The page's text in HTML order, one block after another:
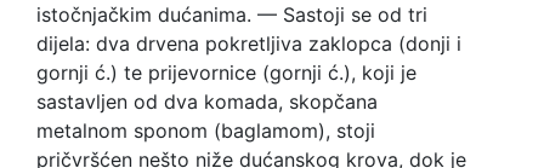
istočnjačkim dućanima. — Sastoji se od tri
dijela: dva drvena pokretljiva zaklopca (donji i
gornji ć.) te prijevornice (gornji ć.), koji je
sastavljen od dva komada, skopčana
metalnom sponom (baglamom), stoji
pričvršćen nešto niže dućanskog krova, dok je